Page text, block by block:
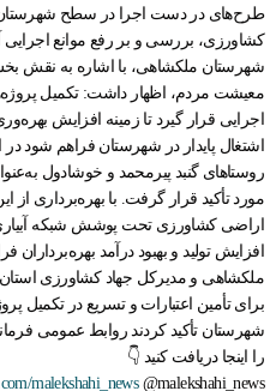
طرح‌های در دست اجرا در سطح
کشاورزی، بررسی و بر رفع موانع اجرایی
شهرستان ملکشاهی، با اشاره به نقش
معیشت مردم، اظهار داشت: تکمیل
اجرایی قرار گیرد تا زمینه افزایش
اشتغال پایدار در شهرستان فراهم شود در
روستاهای گنبد پیرمحمد و خوشادول
اراضی کشاورزی تحت پوشش شبکه
افزایش تولید و بهبود درآمد بهره‌برداران
ملکشاهی و مدیرکل جهاد کشاورزی استان
برای تأمین اعتبارات و تسریع در تکمیل
شهرستان تأکید کردند روابط عمومی
را اینجا دریافت کنید 👇
malekshahi_news@malekshahi_news